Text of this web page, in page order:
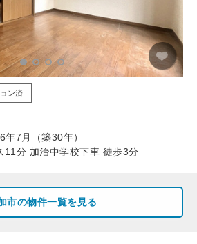
ン済
7月（築30年）
11分 加治中学校下車 徒歩3分
市の物件一覧を見る